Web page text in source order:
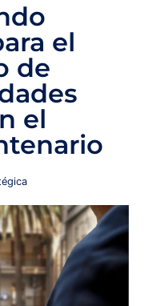
el
de
el